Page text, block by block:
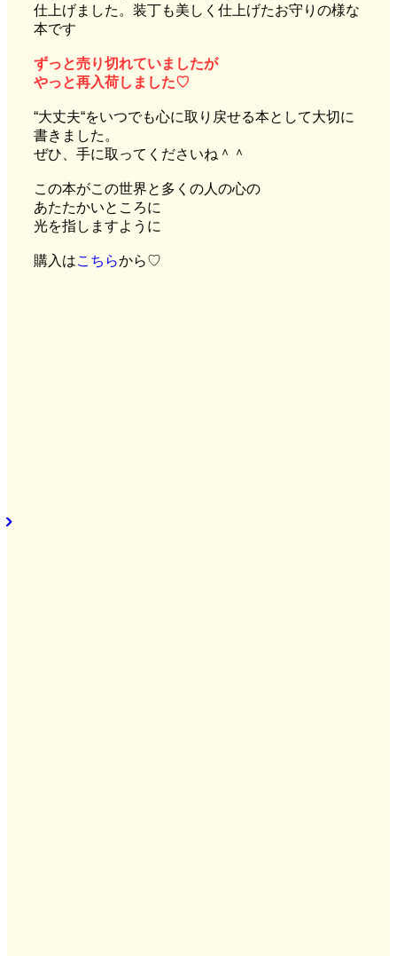
仕上げました。装丁も美しく仕上げたお守りの様な
本です
ずっと売り切れていましたが
やっと再入荷しました♡
“大丈夫“をいつでも心に取り戻せる本として大切に
書きました。
ぜひ、手に取ってくださいね＾＾
この本がこの世界と多くの人の心の
あたたかいところに
光を指しますように
購入はこちらから♡